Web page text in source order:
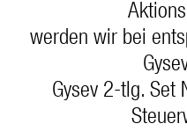
werden wir bei
Gysev 2-tlg. Set